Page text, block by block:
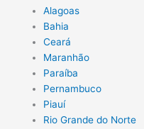
Alagoas
Bahia
Ceará
Maranhão
Paraíba
Pernambuco
Piauí
Rio Grande do Norte